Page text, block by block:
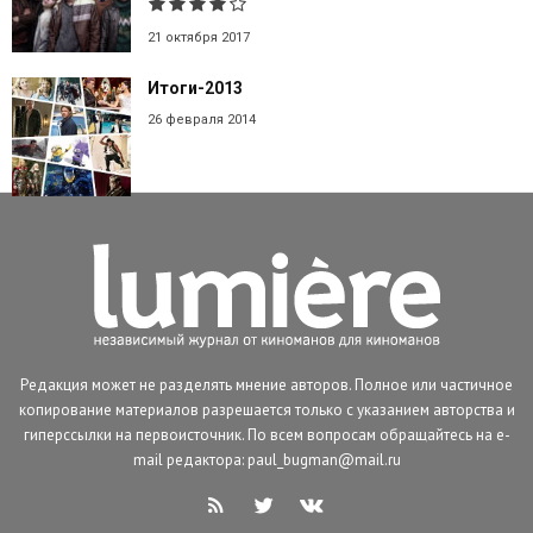
21 октября 2017
Итоги-2013
26 февраля 2014
Редакция может не разделять мнение авторов. Полное или частичное
копирование материалов разрешается только с указанием авторства и
гиперссылки на первоисточник. По всем вопросам обращайтесь на e-
mail редактора: paul_bugman@mail.ru